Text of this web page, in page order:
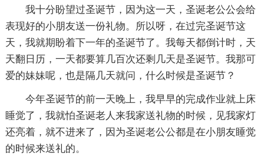
我十分盼望过圣诞节，因为这一天，圣诞老公公会给
表现好的小朋友送一份礼物。所以呀，在过完圣诞节这
天，我就期盼着下一年的圣诞节了。我每天都倒计时，天
天翻日历，一天都要算几百次还剩几天是圣诞节。我那可
爱的妹妹呢，也是隔几天就问，什么时候是圣诞节？
今年圣诞节的前一天晚上，我早早的完成作业就上床
睡觉了，我就怕圣诞老人来我家送礼物的时候，见我家灯
还亮着，就不进来了，因为圣诞老公公都是在小朋友睡觉
的时候来送礼的。